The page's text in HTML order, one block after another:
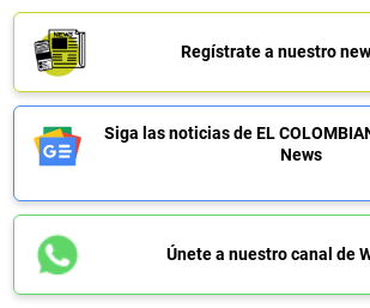
Regístrate a nuestro
Siga las noticias de EL
News
Únete a nuestro canal de